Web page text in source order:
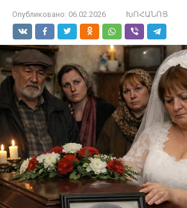
Опубликовано: 06.02.2026 ԽՈՀԱՆՈՑ